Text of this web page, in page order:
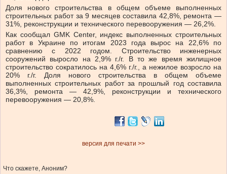
Доля нового строительства в общем объеме выполненных
строительных работ за 9 месяцев составила 42,8%, ремонта —
31%, реконструкции и технического перевооружения — 26,2%.
Как сообщал GMK Center, индекс выполненных строительных
работ в Украине по итогам 2023 года вырос на 22,6% по
сравнению с 2022 годом. Строительство инженерных
сооружений выросло на 2,9% г./г. В то же время жилищное
строительство сократилось на 4,6% г./г., а нежилое возросло на
20% г./г. Доля нового строительства в общем объеме
выполненных строительных работ за прошлый год составила
36,3%, ремонта — 42,9%, реконструкции и технического
перевооружения — 20,8%.
версия для печати >>
Что скажете, Аноним?